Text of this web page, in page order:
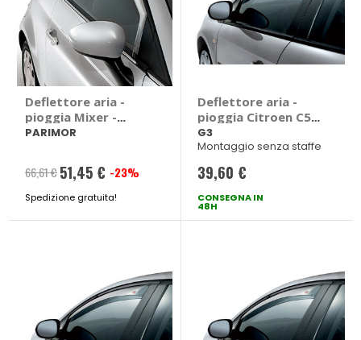
Deflettore aria -
pioggia Mixer -
PARIMOR
PARIMOR
66,61 € Prezzo
speciale
51,45 € -23%
Spedizione gratuita!
Deflettore aria -
pioggia Citroen C5
Aircross 2018> - G3
Citroen C5 Aircross
2018 > 5 porte
G3
Montaggio senza staffe
39,60 €
CONSEGNA IN
48H